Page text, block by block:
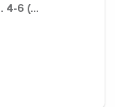
4-6 (...